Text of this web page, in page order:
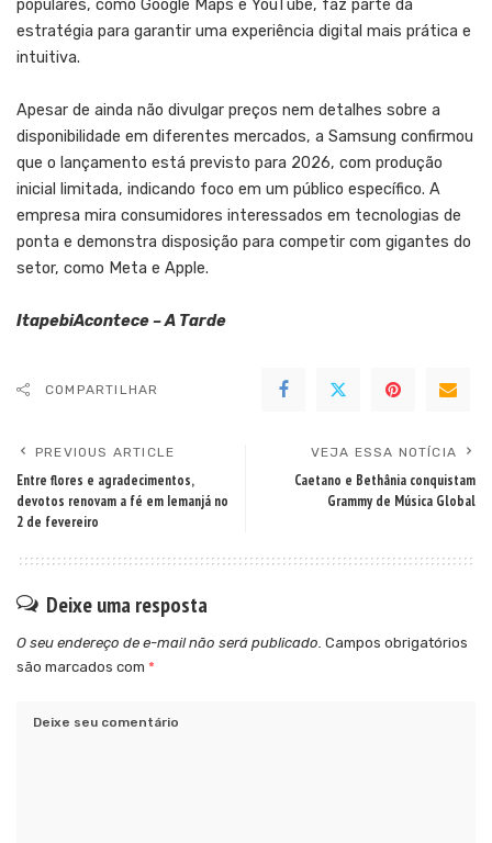
populares, como Google Maps e YouTube, faz parte da
estratégia para garantir uma experiência digital mais prática e
intuitiva.
Apesar de ainda não divulgar preços nem detalhes sobre a
disponibilidade em diferentes mercados, a Samsung confirmou
que o lançamento está previsto para 2026, com produção
inicial limitada, indicando foco em um público específico. A
empresa mira consumidores interessados em tecnologias de
ponta e demonstra disposição para competir com gigantes do
setor, como Meta e Apple.
ItapebiAcontece – A Tarde
COMPARTILHAR
PREVIOUS ARTICLE
Entre flores e agradecimentos,
devotos renovam a fé em Iemanjá no
2 de fevereiro
VEJA ESSA NOTÍCIA
Caetano e Bethânia conquistam
Grammy de Música Global
Deixe uma resposta
O seu endereço de e-mail não será publicado. Campos obrigatórios
são marcados com *